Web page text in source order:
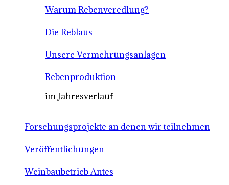
Warum Rebenveredlung?
Die Reblaus
Unsere Vermehrungsanlagen
Rebenproduktion
im Jahresverlauf
Forschungsprojekte an denen wir teilnehmen
Veröffentlichungen
Weinbaubetrieb Antes